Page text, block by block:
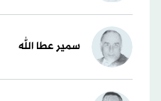
سمير عطا الله